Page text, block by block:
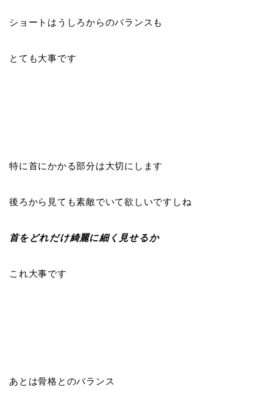
ショートはうしろからのバランスも
とても大事です
特に首にかかる部分は大切にします
後ろから見ても素敵でいて欲しいですしね
首をどれだけ綺麗に細く見せるか
これ大事です
あとは骨格とのバランス